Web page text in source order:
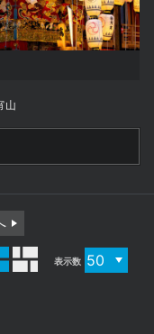
山
表示数